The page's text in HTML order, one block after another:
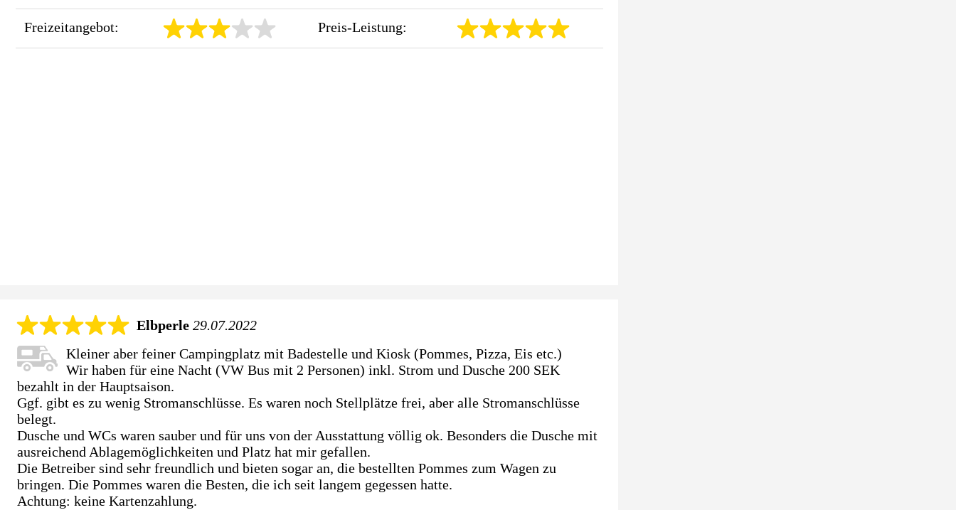
Freizeitangebot: Preis-Leistung:
Elbperle 29.07.2022
Kleiner aber feiner Campingplatz mit Badestelle und Kiosk (Pommes, Pizza, Eis etc.)
Wir haben für eine Nacht (VW Bus mit 2 Personen) inkl. Strom und Dusche 200 SEK
bezahlt in der Hauptsaison.
Ggf. gibt es zu wenig Stromanschlüsse. Es waren noch Stellplätze frei, aber alle Stromanschlüsse
belegt.
Dusche und WCs waren sauber und für uns von der Ausstattung völlig ok. Besonders die Dusche mit
ausreichend Ablagemöglichkeiten und Platz hat mir gefallen.
Die Betreiber sind sehr freundlich und bieten sogar an, die bestellten Pommes zum Wagen zu
bringen. Die Pommes waren die Besten, die ich seit langem gegessen hatte.
Achtung: keine Kartenzahlung.